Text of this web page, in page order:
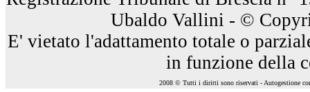
Ubaldo Vallini - ©
E' vietato l'adattamento totale o
in funzione della
2008 © Tutti i diritti sono riservati - Autogestione